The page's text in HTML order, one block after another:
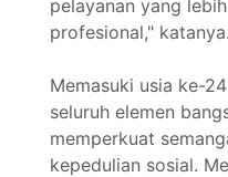
pelayanan yang
profesional," katanya.
Memasuki usia ke-
seluruh elemen
memperkuat
kepedulian sosial.